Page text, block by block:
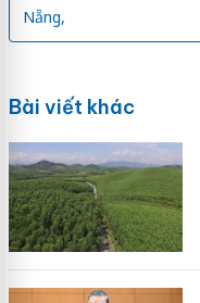
Nẵng,
Bài viết khác